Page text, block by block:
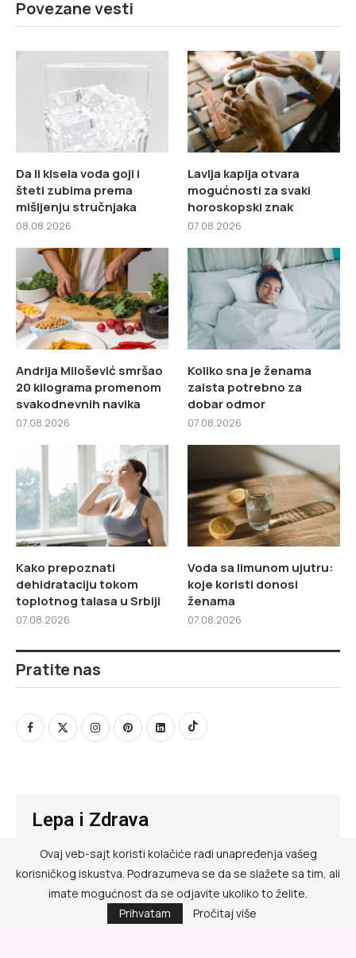
Povezane vesti
Da li kisela voda goji i
šteti zubima prema
mišljenju stručnjaka
08.08.2026
Lavlja kapija otvara
mogućnosti za svaki
horoskopski znak
07.08.2026
Andrija Milošević smršao
20 kilograma promenom
svakodnevnih navika
07.08.2026
Koliko sna je ženama
zaista potrebno za
dobar odmor
07.08.2026
Kako prepoznati
dehidrataciju tokom
toplotnog talasa u Srbiji
07.08.2026
Voda sa limunom ujutru:
koje koristi donosi
ženama
07.08.2026
Pratite nas
Lepa i Zdrava
@ RED MEDIA GROUP 2026
Kontakt
Ovaj veb-sajt koristi kolačiće radi unapređenja vašeg
korisničkog iskustva. Podrazumeva se da se slažete sa tim, ali
imate mogućnost da se odjavite ukoliko to želite.
Prihvatam
Pročitaj više